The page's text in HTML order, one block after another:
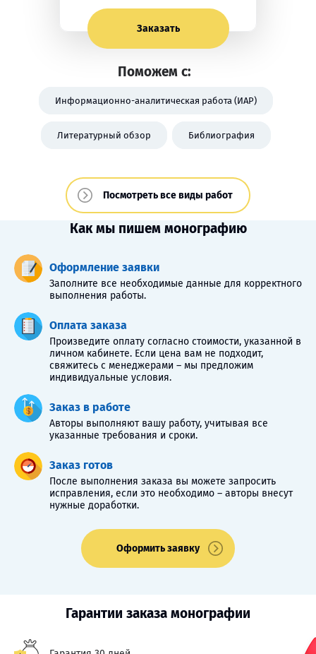
Заказать
Поможем с:
Информационно-аналитическая работа (ИАР)
Литературный обзор Библиография
Посмотреть все виды работ
Как мы пишем монографию
Оформление заявки
Заполните все необходимые данные для корректного
выполнения работы.
Оплата заказа
Произведите оплату согласно стоимости, указанной в
личном кабинете. Если цена вам не подходит,
свяжитесь с менеджерами – мы предложим
индивидуальные условия.
Заказ в работе
Авторы выполняют вашу работу, учитывая все
указанные требования и сроки.
Заказ готов
После выполнения заказа вы можете запросить
исправления, если это необходимо – авторы внесут
нужные доработки.
Оформить заявку
Гарантии заказа монографии